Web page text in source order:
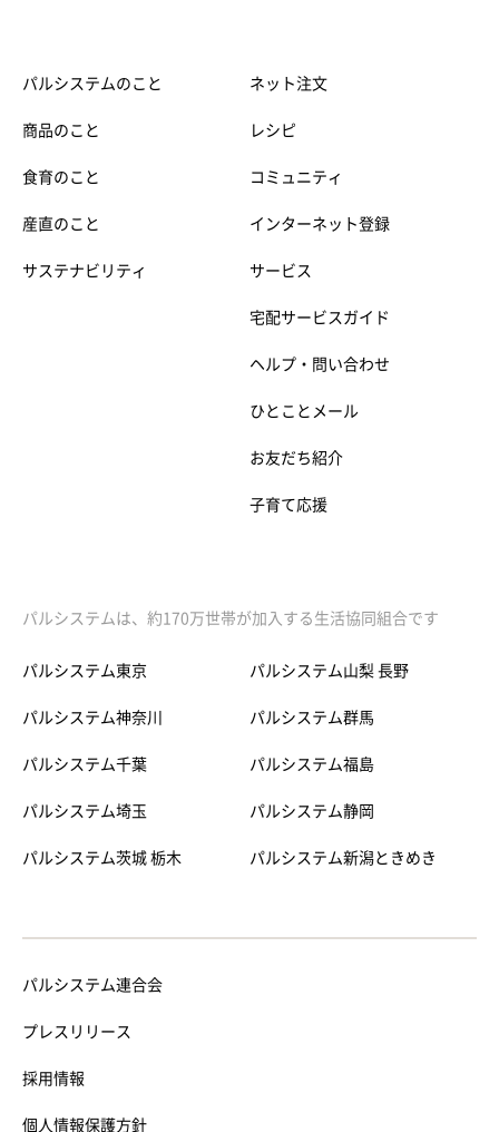
パルシステムのこと
商品のこと
食育のこと
産直のこと
サステナビリティ
ネット注文
レシピ
コミュニティ
インターネット登録
サービス
宅配サービスガイド
ヘルプ・問い合わせ
ひとことメール
お友だち紹介
子育て応援
パルシステムは、約170万世帯が加入する生活協同組合です
パルシステム東京
パルシステム神奈川
パルシステム千葉
パルシステム埼玉
パルシステム茨城 栃木
パルシステム山梨 長野
パルシステム群馬
パルシステム福島
パルシステム静岡
パルシステム新潟ときめき
パルシステム連合会
プレスリリース
採用情報
個人情報保護方針